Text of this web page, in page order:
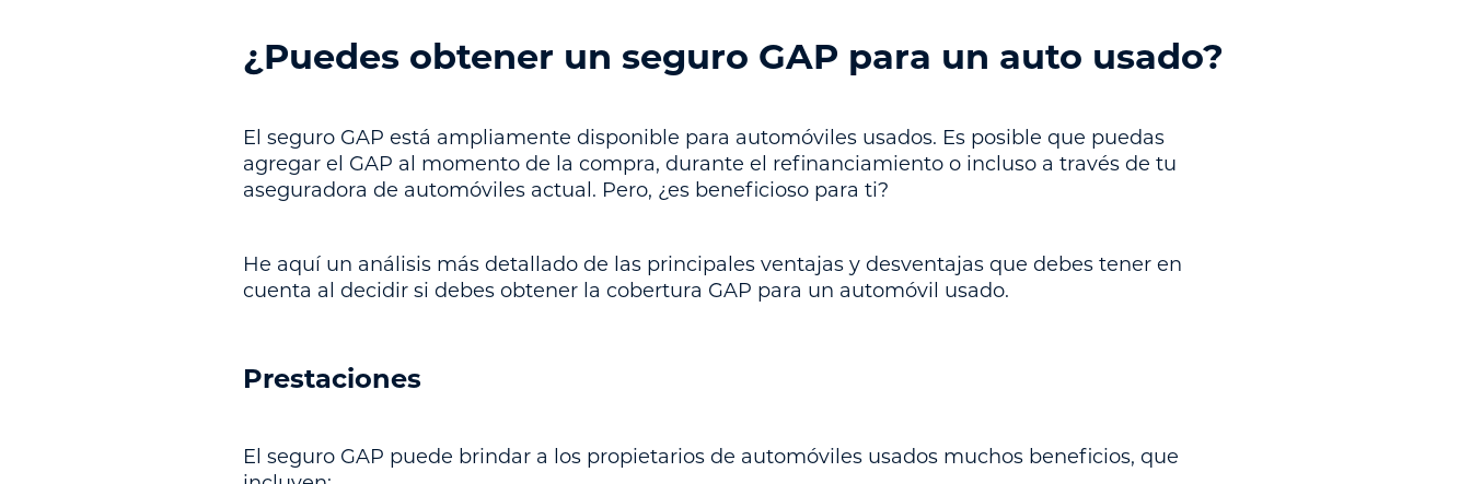
¿Puedes obtener un seguro GAP para un auto usado?
El seguro GAP está ampliamente disponible para automóviles usados. Es posible que puedas
agregar el GAP al momento de la compra, durante el refinanciamiento o incluso a través de tu
aseguradora de automóviles actual. Pero, ¿es beneficioso para ti?
He aquí un análisis más detallado de las principales ventajas y desventajas que debes tener en
cuenta al decidir si debes obtener la cobertura GAP para un automóvil usado.
Prestaciones
El seguro GAP puede brindar a los propietarios de automóviles usados muchos beneficios, que